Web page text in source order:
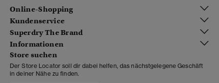
Online-Shopping
Kundenservice
Superdry The Brand
Informationen
Store suchen
Der Store Locator soll dir dabei helfen, das nächstgelegene Geschäft
in deiner Nähe zu finden.